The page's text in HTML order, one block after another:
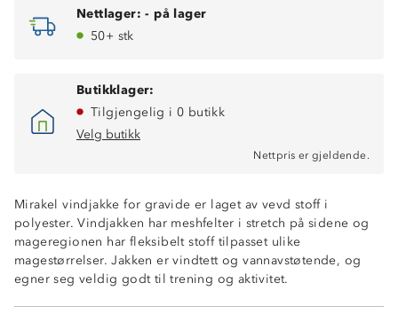
Nettlager: - på lager
50+ stk
Butikklager:
Tilgjengelig i 0 butikk
Velg butikk
Nettpris er gjeldende.
Mirakel vindjakke for gravide er laget av vevd stoff i
polyester. Vindjakken har meshfelter i stretch på sidene og
mageregionen har fleksibelt stoff tilpasset ulike
magestørrelser. Jakken er vindtett og vannavstøtende, og
egner seg veldig godt til trening og aktivitet.
YKK-glidelåser
Refleksdetaljer
Kan komprimeres i brystlommen.
Meshfelter under ermer og på sidene